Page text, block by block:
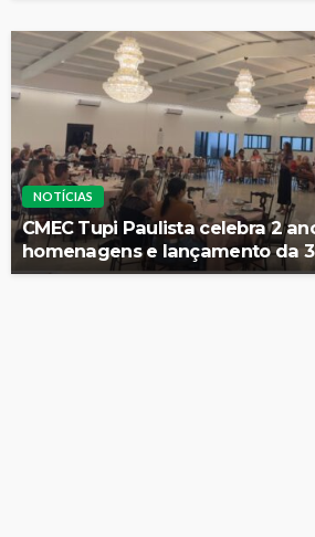
NOTÍCIAS
CMEC Tupi Paulista celebra 2
homenagens e lançamento da